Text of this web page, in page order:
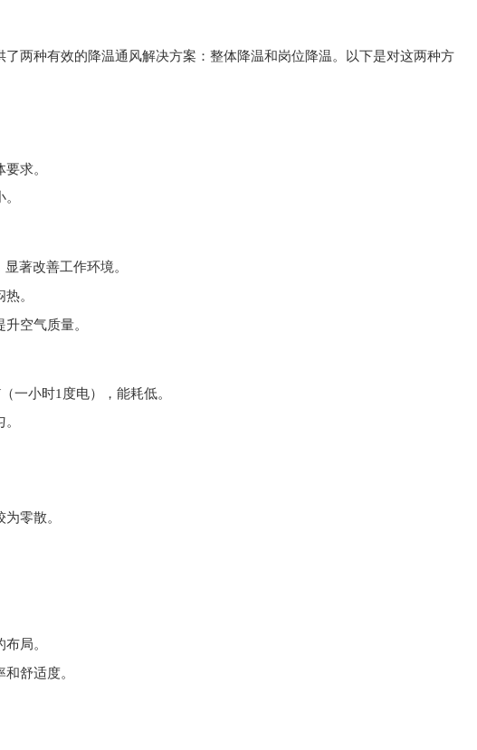
了两种有效的降温通风解决方案：整体降温和岗位降温。以下是对这两种方
求。
著改善工作环境。
。
空气质量。
一小时1度电），能耗低。
零散。
局。
舒适度。